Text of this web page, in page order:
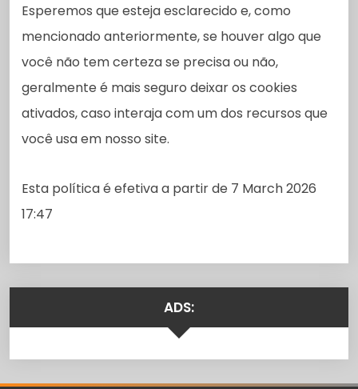
Esperemos que esteja esclarecido e, como
mencionado anteriormente, se houver algo que
você não tem certeza se precisa ou não,
geralmente é mais seguro deixar os cookies
ativados, caso interaja com um dos recursos que
você usa em nosso site.
Esta política é efetiva a partir de 7 March 2026
17:47
ADS: